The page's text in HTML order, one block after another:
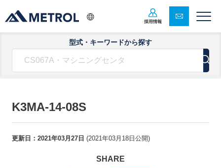
採用情報
型式・キーワードから探す
K3MA-14-08S
更新日： 2021年03月27日 (2021年03月18日 公開)
SHARE